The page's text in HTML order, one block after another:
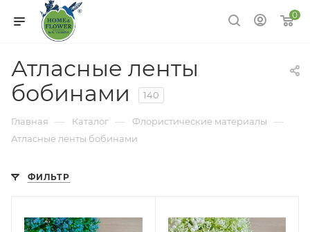
0
Атласные ленты
бобинами
140
Главная — Каталог — Флористические материалы —
Атласные ленты бобинами
ФИЛЬТР